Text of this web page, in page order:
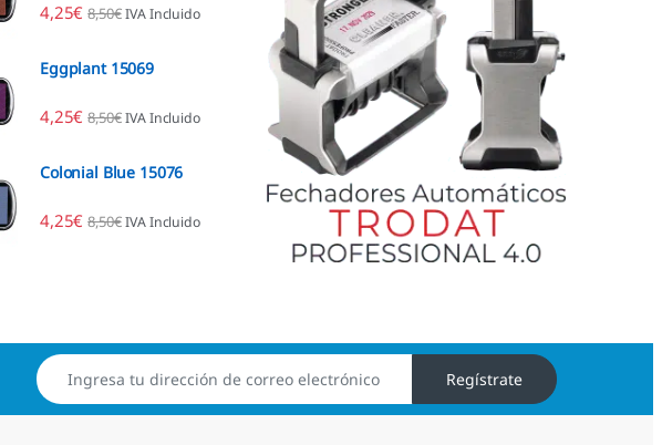
4,25€ 8,50€ IVA Incluido
Eggplant 15069
4,25€ 8,50€ IVA Incluido
Colonial Blue 15076
4,25€ 8,50€ IVA Incluido
Regístrate